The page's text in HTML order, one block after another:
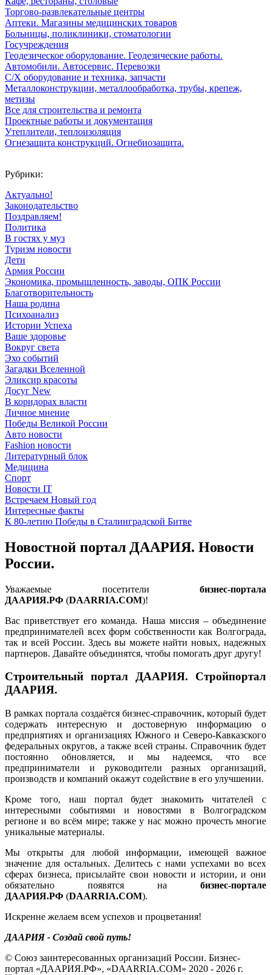
Торгово-развлекательные центры
Аптеки. Магазины медицинских товаров
Больницы, поликлиники, стоматологии
Госучреждения
Геодезическое оборудование. Геодезические работы.
Автомобили. Автосервис. Перевозки
С/Х оборудование и техника, запчасти
Металлоконструкции, металлообработка, трубы, крепеж,
метизы
Все для строительства и ремонта
Проектные работы и документация
Утеплители, теплоизоляция
Огнезащита конструкций. Огнебиозащита.
Рубрики:
Актуально!
Законодательство
Поздравляем!
Политика
В гостях у муз
Туризм новости
Дети
Армия России
Экономика, промышленность, заводы, ОПК России
Благотворительность
Наша родина
Психоанализ
Истории Успеха
Ваше здоровье
Вокруг света
Эхо событий
Загадки Вселенной
Эликсир красоты
Досуг New
В коридорах власти
Личное мнение
Победы Великой России
Авто новости
Fashion новости
Литературный блок
Медицина
Спорт
Новости IT
Встречаем Новый год
Интересные факты
К 80-летию Победы в Сталинградской Битве
Новостной портал ДААРИЯ. Новости
России.
Уважаемые посетители бизнес-портала
ДААРИЯ.РФ (DAARRIA.COM)!
Вас приветствует его команда. Наша миссия – объединение
предпринимателей всех форм собственности как Волгограда,
так и всей России. Здесь вы можете найти новых, надежных
партнеров. Давайте объединятся, чтобы помогать друг другу!
Строительный портал ДААРИЯ. Стройпортал
ДААРИЯ.
В рамках портала создаётся бизнес-справочник, который будет
содержать интересную и достоверную информацию о
предприятиях и организациях Южного и Северо-Кавказского
федеральных округов, а также всей страны. Справочник будет
постоянно обновляется, и мы надеемся, что все
предприниматели и руководители разных организаций,
производств и компаний окажут содействие в его улучшении.
Кроме того, наш портал будет знакомить читателей с
интересными событиями и новостями в Волгоградском
регионе и во всём мире; также у нас можно прочесть многие
уникальные материалы.
Мы открыты для любой информации, имеющей важное
значение для остальных. Делитесь с нами успехами во всех
сферах бизнеса, присылайте свои новости и истории, и они
обязательно появятся на бизнес-портале
ДААРИЯ.РФ (DAARRIA.COM).
Искренне желаем всем успехов и процветания!
ДААРИЯ - Создай свой путь!
© Союз заинтересованных организаций России. Бизнес-
портал «ДААРИЯ.РФ», «DAARRIA.COM» 2020 - 2026 г.